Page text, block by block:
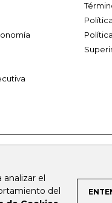
el
del
bolsaencolombia.com
noticiasrcn.com